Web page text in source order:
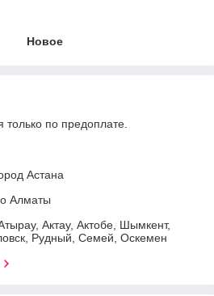
Новое
только по предоплате.
Астана
Алматы
Актау, Актобе, Шымкент,
Рудный, Семей, Оскемен